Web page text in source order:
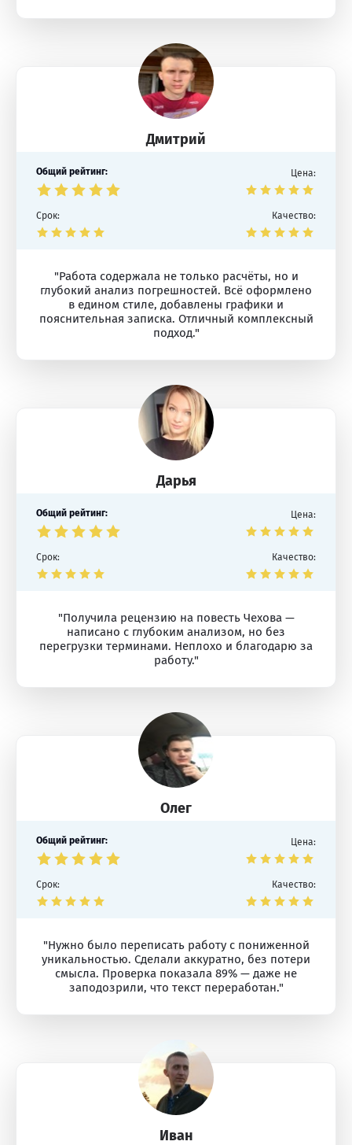
Дмитрий
Общий рейтинг: Цена:
Срок: Качество:
"Работа содержала не только расчёты, но и
глубокий анализ погрешностей. Всё оформлено
в едином стиле, добавлены графики и
пояснительная записка. Отличный комплексный
подход."
Дарья
Общий рейтинг: Цена:
Срок: Качество:
"Получила рецензию на повесть Чехова —
написано с глубоким анализом, но без
перегрузки терминами. Неплохо и благодарю за
работу."
Олег
Общий рейтинг: Цена:
Срок: Качество:
"Нужно было переписать работу с пониженной
уникальностью. Сделали аккуратно, без потери
смысла. Проверка показала 89% — даже не
заподозрили, что текст переработан."
Иван